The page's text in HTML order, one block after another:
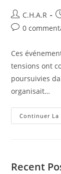
C.H.A.R
0
Ces
tensions ont
poursuivies
organisait…
Continuer La
Recent